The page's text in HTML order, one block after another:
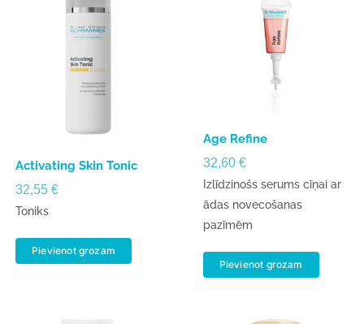
Activating Skin Tonic
32,55€
Toniks
Pievienot grozam
Age Refine
32,60 €
Izlīdzinošs serums cīņai ar
ādas novecošanas
pazīmēm
Pievienot grozam